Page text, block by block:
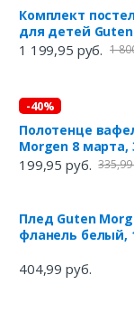
Комплект
для детей
Animal бязь, 1,5-
1 199,95 руб. 1
-40%
Полотенце
Morgen 8 марта,
199,95 руб.
Плед Guten
фланель белый,
404,99 руб.